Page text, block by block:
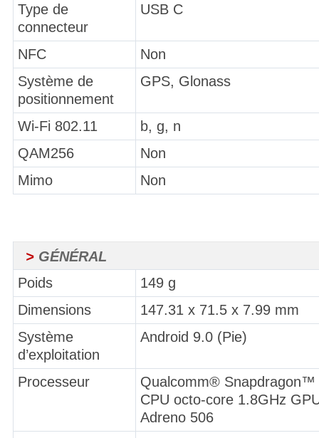
Type de
connecteur
USB C
NFC
Non
Système de
positionnement
GPS, Glonass
Wi-Fi 802.11
b, g, n
QAM256
Non
Mimo
Non
> GÉNÉRAL
Poids
149 g
Dimensions
147.31 x 71.5 x 7.99 mm
Système
d’exploitation
Android 9.0 (Pie)
Processeur
Qualcomm® Snapdragon™
CPU octo-core 1.8GHz
Adreno 506